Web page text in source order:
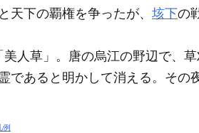
天下の覇権を争ったが、 垓下の
人草」。唐の烏江の野辺で、
であると明かして消える。その
例